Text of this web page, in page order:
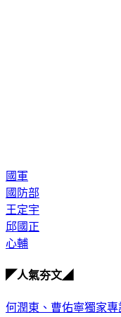
國軍
國防部
王定宇
邱國正
心輔
◤人氣夯文◢
何潤東、曹佑寧獨家專